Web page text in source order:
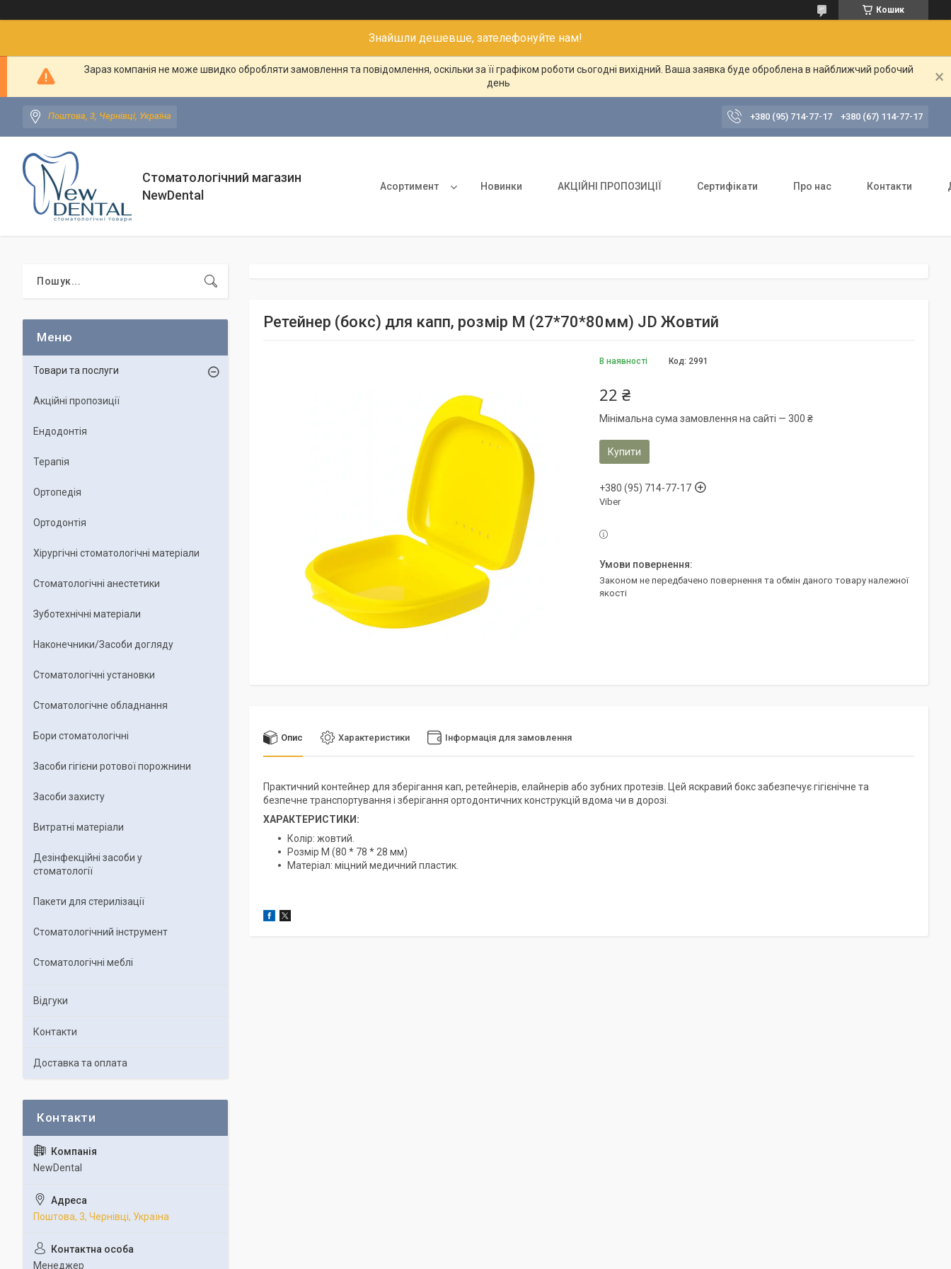
Кошик
Знайшли дешевше, зателефонуйте нам!
Зараз компанія не може швидко обробляти замовлення та повідомлення, оскільки за її графіком роботи сьогодні вихідний. Ваша заявка буде оброблена в найближчий робочий
день
Поштова, 3, Чернівці, Україна +380 (95) 714-77-17 +380 (67) 114-77-17
Стоматологічний магазин
NewDental
Асортимент Новинки АКЦІЙНІ ПРОПОЗИЦІЇ Сертифікати Про нас Контакти
Ретейнер (бокс) для капп, розмір М (27*70*80мм) JD Жовтий
В наявності Код: 2991
22 ₴
Мінімальна сума замовлення на сайті — 300 ₴
Купити
+380 (95) 714-77-17
Viber
Законом не передбачено повернення та обмін даного товару належної
якості
Опис Характеристики Інформація для замовлення
Практичний контейнер для зберігання кап, ретейнерів, елайнерів або зубних протезів. Цей яскравий бокс забезпечує гігієнічне та
безпечне транспортування і зберігання ортодонтичних конструкцій вдома чи в дорозі.
ХАРАКТЕРИСТИКИ:
Колір: жовтий.
Розмір М (80 * 78 * 28 мм)
Матеріал: міцний медичний пластик.
Товари та послуги
Акційні пропозиції
Ендодонтія
Терапія
Ортопедія
Ортодонтія
Хірургічні стоматологічні матеріали
Стоматологічні анестетики
Зуботехнічні матеріали
Наконечники/Засоби догляду
Стоматологічні установки
Стоматологічне обладнання
Бори стоматологічні
Засоби гігієни ротової порожнини
Засоби захисту
Витратні матеріали
Дезінфекційні засоби у
стоматології
Пакети для стерилізації
Стоматологічний інструмент
Стоматологічні меблі
Відгуки
Контакти
Доставка та оплата
NewDental
Поштова, 3, Чернівці, Україна
Менеджер